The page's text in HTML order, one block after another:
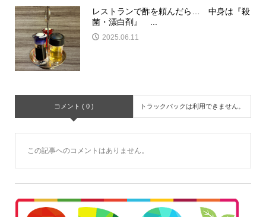
レストランで酢を頼んだら… 中身は『殺
菌・漂白剤』 ...
2025.06.11
コメント ( 0 ) トラックバックは利用できません。
この記事へのコメントはありません。